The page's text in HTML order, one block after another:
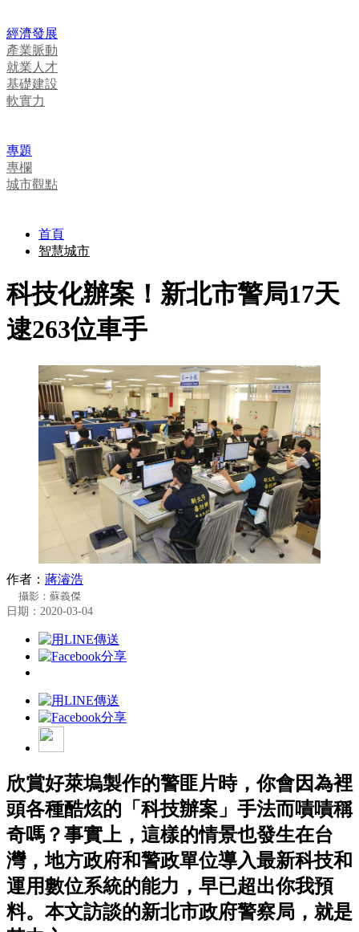
經濟發展
產業脈動
就業人才
基礎建設
軟實力
專題
專欄
城市觀點
首頁
智慧城市
科技化辦案！新北市警局17天
逮263位車手
作者： 蔣濬浩
攝影：蘇義傑
日期：2020-03-04
欣賞好萊塢製作的警匪片時，你會因為裡
頭各種酷炫的「科技辦案」手法而嘖嘖稱
奇嗎？事實上，這樣的情景也發生在台
灣，地方政府和警政單位導入最新科技和
運用數位系統的能力，早已超出你我預
料。本文訪談的新北市政府警察局，就是